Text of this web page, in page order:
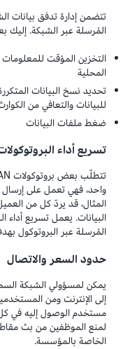
تتضمن إدارة تدفق بيانات
المُرسلة عبر الشبكة. إليك
التخزين المؤقت
المحلية
تحديد نسخ البيانات
للبيانات والتعافي من
ضغط ملفات البيانات
تسريع أداء
واحد، فهي تعمل على إرسال
المثال، قد يردّ كل من
البيانات. يعمل تسريع أداء
المُرسلة عبر البروتوكول
حدود السعر والاتصال
يمكن لمسؤولي الشبكة
إلى الإنترنت ومن
مستخدم الوصول إليه في
لمنع الموظفين من بث
الخاصة بالمؤسسة.